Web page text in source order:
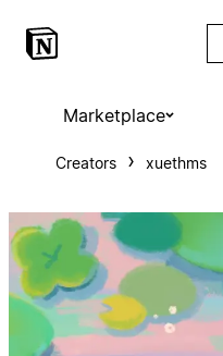
Marketplace
Creators xuethms